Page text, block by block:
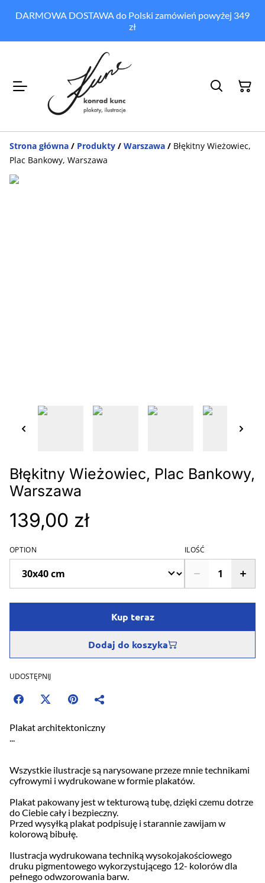
DARMOWA DOSTAWA do Polski zamówień powyżej 349
zł
Strona główna / Produkty / Warszawa / Błękitny Wieżowiec,
Plac Bankowy, Warszawa
Błękitny Wieżowiec, Plac Bankowy,
Warszawa
139,00 zł
OPTION ILOŚĆ
Kup teraz
Dodaj do koszyka
UDOSTĘPNIJ
Plakat architektoniczny
...
Wszystkie ilustracje są narysowane przeze mnie technikami
cyfrowymi i wydrukowane w formie plakatów.
Plakat pakowany jest w tekturową tubę, dzięki czemu dotrze
do Ciebie cały i bezpieczny.
Przed wysyłką plakat podpisuję i starannie zawijam w
kolorową bibułę.
Ilustracja wydrukowana techniką wysokojakościowego
druku pigmentowego wykorzystującego 12- kolorów dla
pełnego odwzorowania barw.